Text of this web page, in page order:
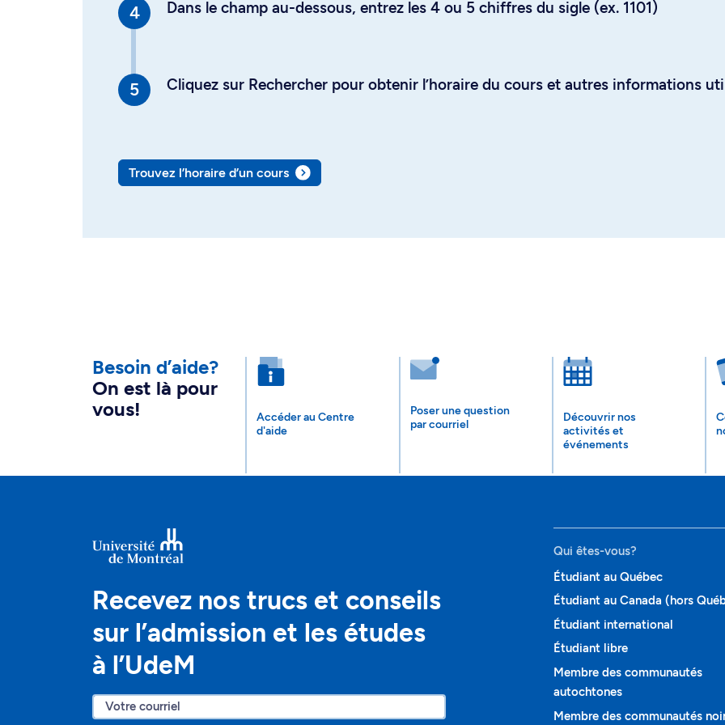
Dans le champ au-dessous, entrez les 4 ou 5 chiffres du sigle (ex. 1101)
Cliquez sur Rechercher pour obtenir l’horaire du cours et autres informations
Trouvez l’horaire d’un cours
Besoin d’aide?
On est là pour
vous!
Accéder au Centre
d'aide
Poser une question
par courriel
Découvrir nos
activités et
événements
Recevez nos trucs et conseils
sur l’admission et les études
à l’UdeM
Qui êtes-vous?
Étudiant au Québec
Étudiant au Canada (hors
Étudiant international
Étudiant libre
Membre des communautés
autochtones
Membre des communautés